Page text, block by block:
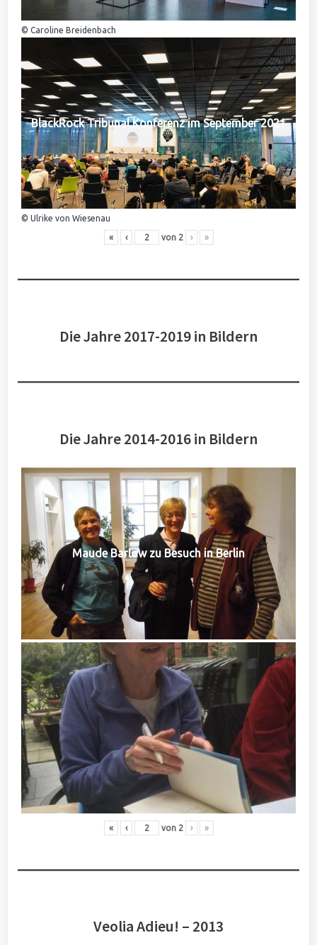
© Caroline Breidenbach
BlackRock Tribunal Konferenz im September 2021
© Ulrike von Wiesenau
« ‹ von 2 › »
Die Jahre 2017-2019 in Bildern
Die Jahre 2014-2016 in Bildern
Maude Barlow zu Besuch in Berlin
« ‹ von 2 › »
Veolia Adieu! – 2013